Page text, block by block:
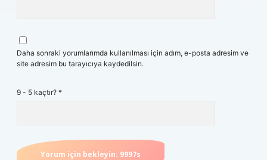
Daha sonraki yorumlarımda kullanılması için adım, e-posta adresim ve
site adresim bu tarayıcıya kaydedilsin.
9 - 5 kaçtır? *